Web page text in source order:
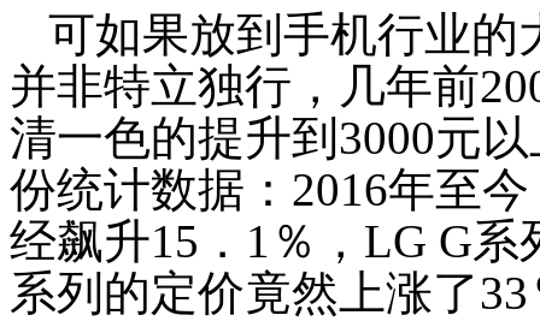
可如果放到手机行业的
并非特立独行，几年前
清一色的提升到3000元
份统计数据：2016年至
经飙升15．1％，LG G
系列的定价竟然上涨了